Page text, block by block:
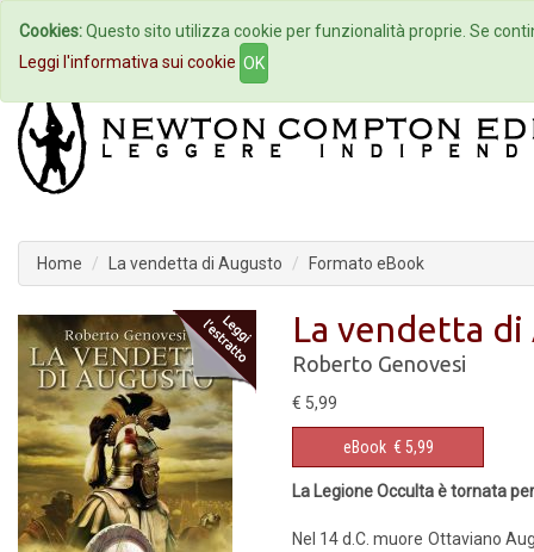
Home Autori Eventi
Home La vendetta di Augusto Formato eBook
La vendetta
Roberto Genovesi
€ 5,99
eBook € 5,99
La Legione Occulta è tornata
Nel 14 d.C. muore Ottaviano
Cookies:Questo sito utilizza cookie per funzionalità proprie. Se
Leggi l'informativa sui cookie OK